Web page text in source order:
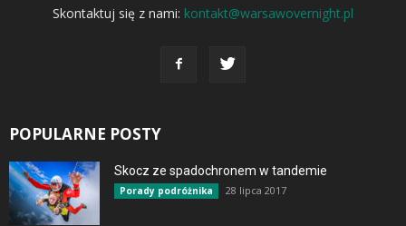
Skontaktuj się z nami: kontakt@warsawovernight.pl
POPULARNE POSTY
Skocz ze spadochronem w tandemie
Porady podróżnika 28 lipca 2017